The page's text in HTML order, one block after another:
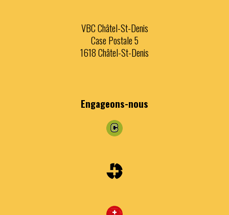
VBC Châtel-St-Denis
Case Postale 5
1618 Châtel-St-Denis
Engageons-nous